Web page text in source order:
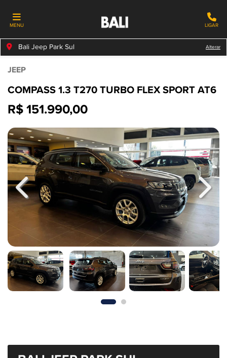
MENU LIGAR
Bali Jeep Park Sul Alterar
JEEP
COMPASS 1.3 T270 TURBO FLEX SPORT AT6
R$ 151.990,00
Previous Next